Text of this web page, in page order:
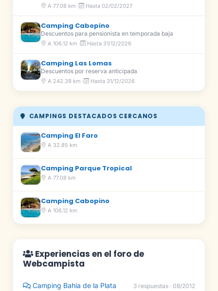
A 77.08 km · Hasta 02/02/2027
Camping Cabopino
Descuentos para pensionista en temporada baja
A 106.12 km · Hasta 31/12/2026
Camping Las Lomas
Descuentos por reserva anticipada
A 242.39 km · Hasta 31/12/2026
CAMPINGS DESTACADOS CERCANOS
Camping El Faro
A 32.85 km
Camping Parque Tropical
A 77.08 km
Camping Cabopino
A 106.12 km
Experiencias en el foro de
Webcampista
Camping Bahia de la Plata
3 respuestas · 08/2012